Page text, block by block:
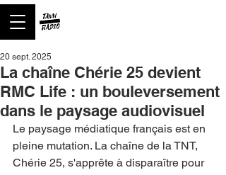
La chaîne Chérie 25 devient
RMC Life : un bouleversement
dans le paysage audiovisuel
20 sept. 2025
Le paysage médiatique français est en
pleine mutation. La chaîne de la TNT,
Chérie 25, s'apprête à disparaître pour